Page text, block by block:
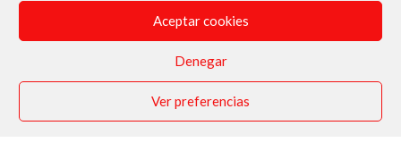
Aceptar cookies
Denegar
Ver preferencias